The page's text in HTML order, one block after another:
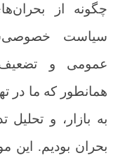
چگونه از
سیاست
عمومی و تضعیف
همانطور که ما در
به بازار، و
بحران بودیم. این